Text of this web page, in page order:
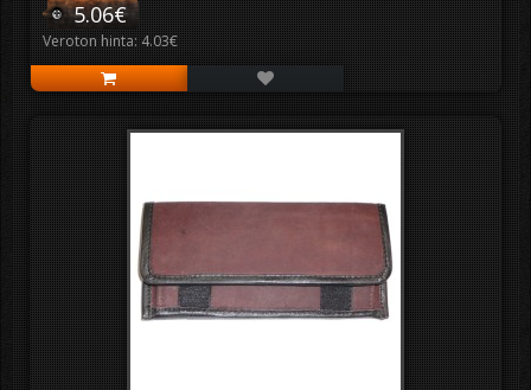
5.06€
Veroton hinta: 4.03€